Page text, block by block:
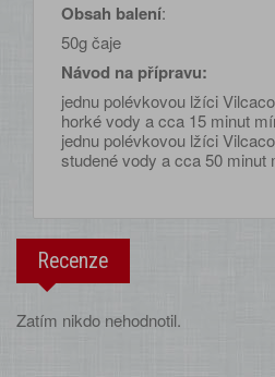
Obsah balení:
50g čaje
Návod na přípravu:
jednu polévkovou lžíci
horké vody a cca 15 minut
jednu polévkovou lžíci
studené vody a cca 50 minut
Recenze
Zatím nikdo nehodnotil.